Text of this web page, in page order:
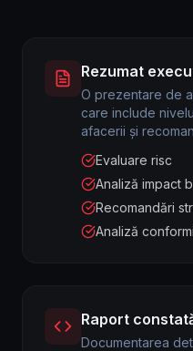
Rezumat
O prezentare de
care include
afacerii și
Evaluare risc
Analiză impact
Recomandări
Analiză
Raport
Documentarea